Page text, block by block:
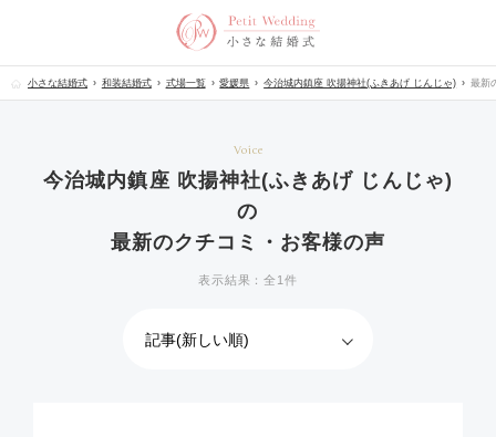
小さな結婚式 和装結婚式 式場一覧 愛媛県 今治城内鎮座 吹揚神社(ふきあげ じんじゃ) 最新
Voice
今治城内鎮座 吹揚神社(ふきあげ じんじゃ)
の
最新のクチコミ・お客様の声
表示結果：全1件